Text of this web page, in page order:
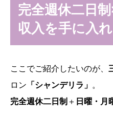
完全週休二日
収入を手に入れ
ここでご紹介したいのが、
ロン 「シャンデリラ」 。
完全週休二日制 ＋ 日曜・月